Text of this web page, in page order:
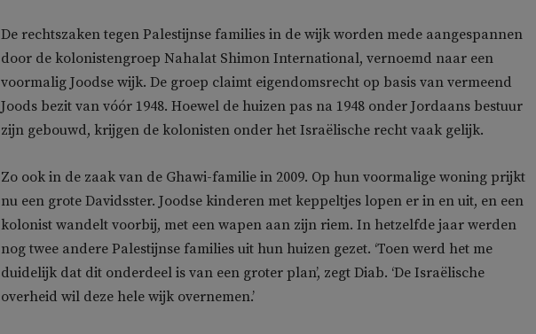
De rechtszaken tegen Palestijnse families in de wijk worden mede aangespannen
door de kolonistengroep Nahalat Shimon International, vernoemd naar een
voormalig Joodse wijk. De groep claimt eigendomsrecht op basis van vermeend
Joods bezit van vóór 1948. Hoewel de huizen pas na 1948 onder Jordaans bestuur
zijn gebouwd, krijgen de kolonisten onder het Israëlische recht vaak gelijk.
Zo ook in de zaak van de Ghawi-familie in 2009. Op hun voormalige woning prijkt
nu een grote Davidsster. Joodse kinderen met keppeltjes lopen er in en uit, en een
kolonist wandelt voorbij, met een wapen aan zijn riem. In hetzelfde jaar werden
nog twee andere Palestijnse families uit hun huizen gezet. ‘Toen werd het me
duidelijk dat dit onderdeel is van een groter plan’, zegt Diab. ‘De Israëlische
overheid wil deze hele wijk overnemen.’